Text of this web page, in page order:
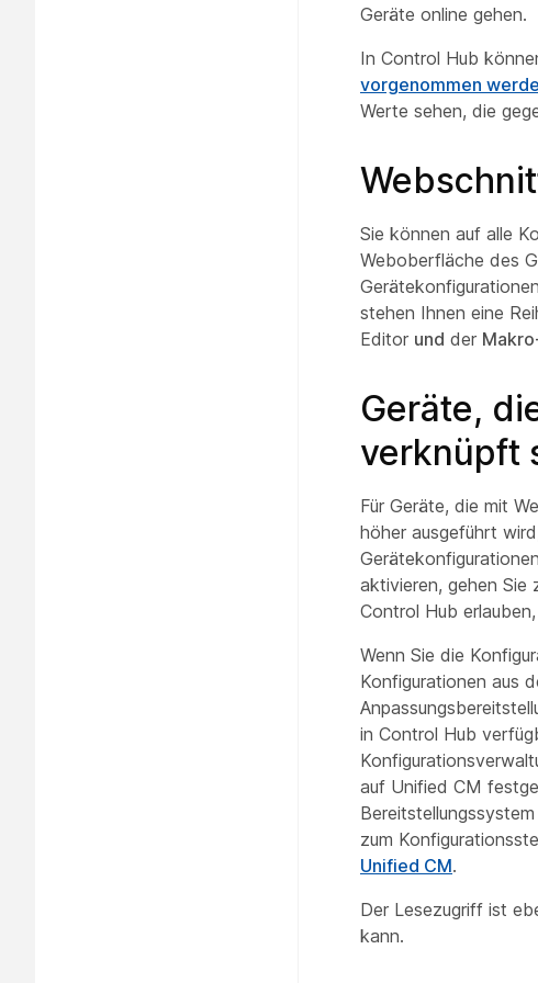
Geräte online gehen.
In Control Hub
vorgenommen
Werte sehen, die
Sie können auf alle
Weboberfläche des
stehen Ihnen eine
Editor und der
Geräte,
verknüpft
Für Geräte, die mit
höher ausgeführt
aktivieren, gehen Sie
Control Hub erlauben,
Wenn Sie die
Konfigurationen aus
in Control Hub
auf Unified CM
zum
Unified CM.
Der Lesezugriff ist
kann.